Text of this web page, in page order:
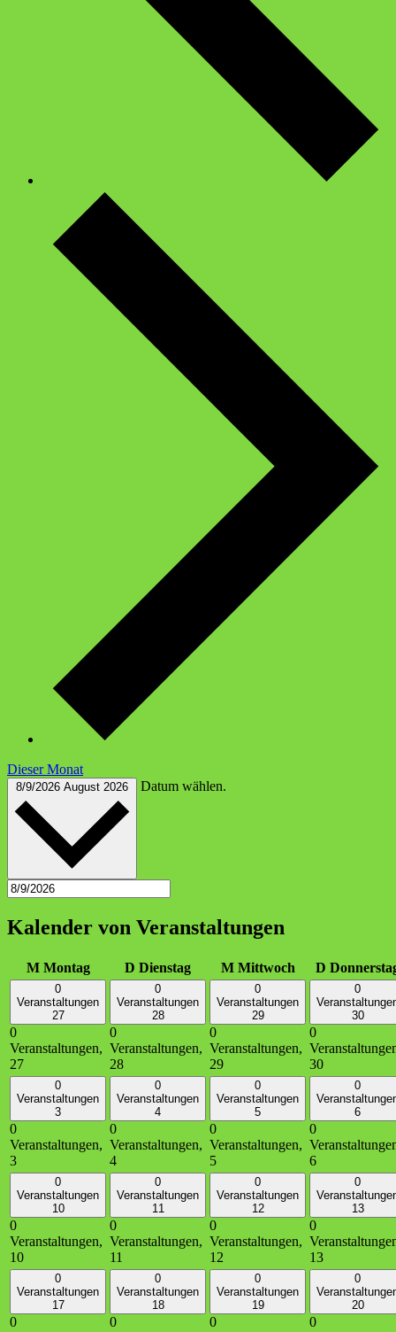
Dieser Monat
8/9/2026 August 2026 Datum wählen.
Kalender von Veranstaltungen
M Montag D Dienstag M Mittwoch D
0
Veranstaltungen
27
0
Veranstaltungen,
27
0
Veranstaltungen
28
0
Veranstaltungen,
28
0
Veranstaltungen
29
0
Veranstaltungen,
29
0
30
0
30
0
Veranstaltungen
3
0
Veranstaltungen,
3
0
Veranstaltungen
4
0
Veranstaltungen,
4
0
Veranstaltungen
5
0
Veranstaltungen,
5
0
6
0
6
0
Veranstaltungen
10
0
Veranstaltungen,
10
0
Veranstaltungen
11
0
Veranstaltungen,
11
0
Veranstaltungen
12
0
Veranstaltungen,
12
0
13
0
13
0
Veranstaltungen
17
0
0
Veranstaltungen
18
0
0
Veranstaltungen
19
0
0
20
0